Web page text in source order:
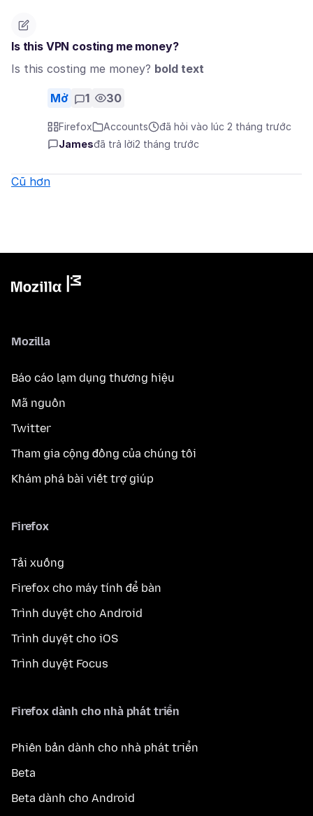
Is this VPN costing me money?
Is this costing me money? bold text
Mở 1 30
Firefox Accounts
đã hỏi vào lúc 2 tháng trước
Jamesđã trả lời2 tháng trước
Cũ hơn
Mozilla
Báo cáo lạm dụng thương hiệu
Mã nguồn
Twitter
Tham gia cộng đồng của chúng tôi
Khám phá bài viết trợ giúp
Firefox
Tải xuống
Firefox cho máy tính để bàn
Trình duyệt cho Android
Trình duyệt cho iOS
Trình duyệt Focus
Firefox dành cho nhà phát triển
Phiên bản dành cho nhà phát triển
Beta
Beta dành cho Android